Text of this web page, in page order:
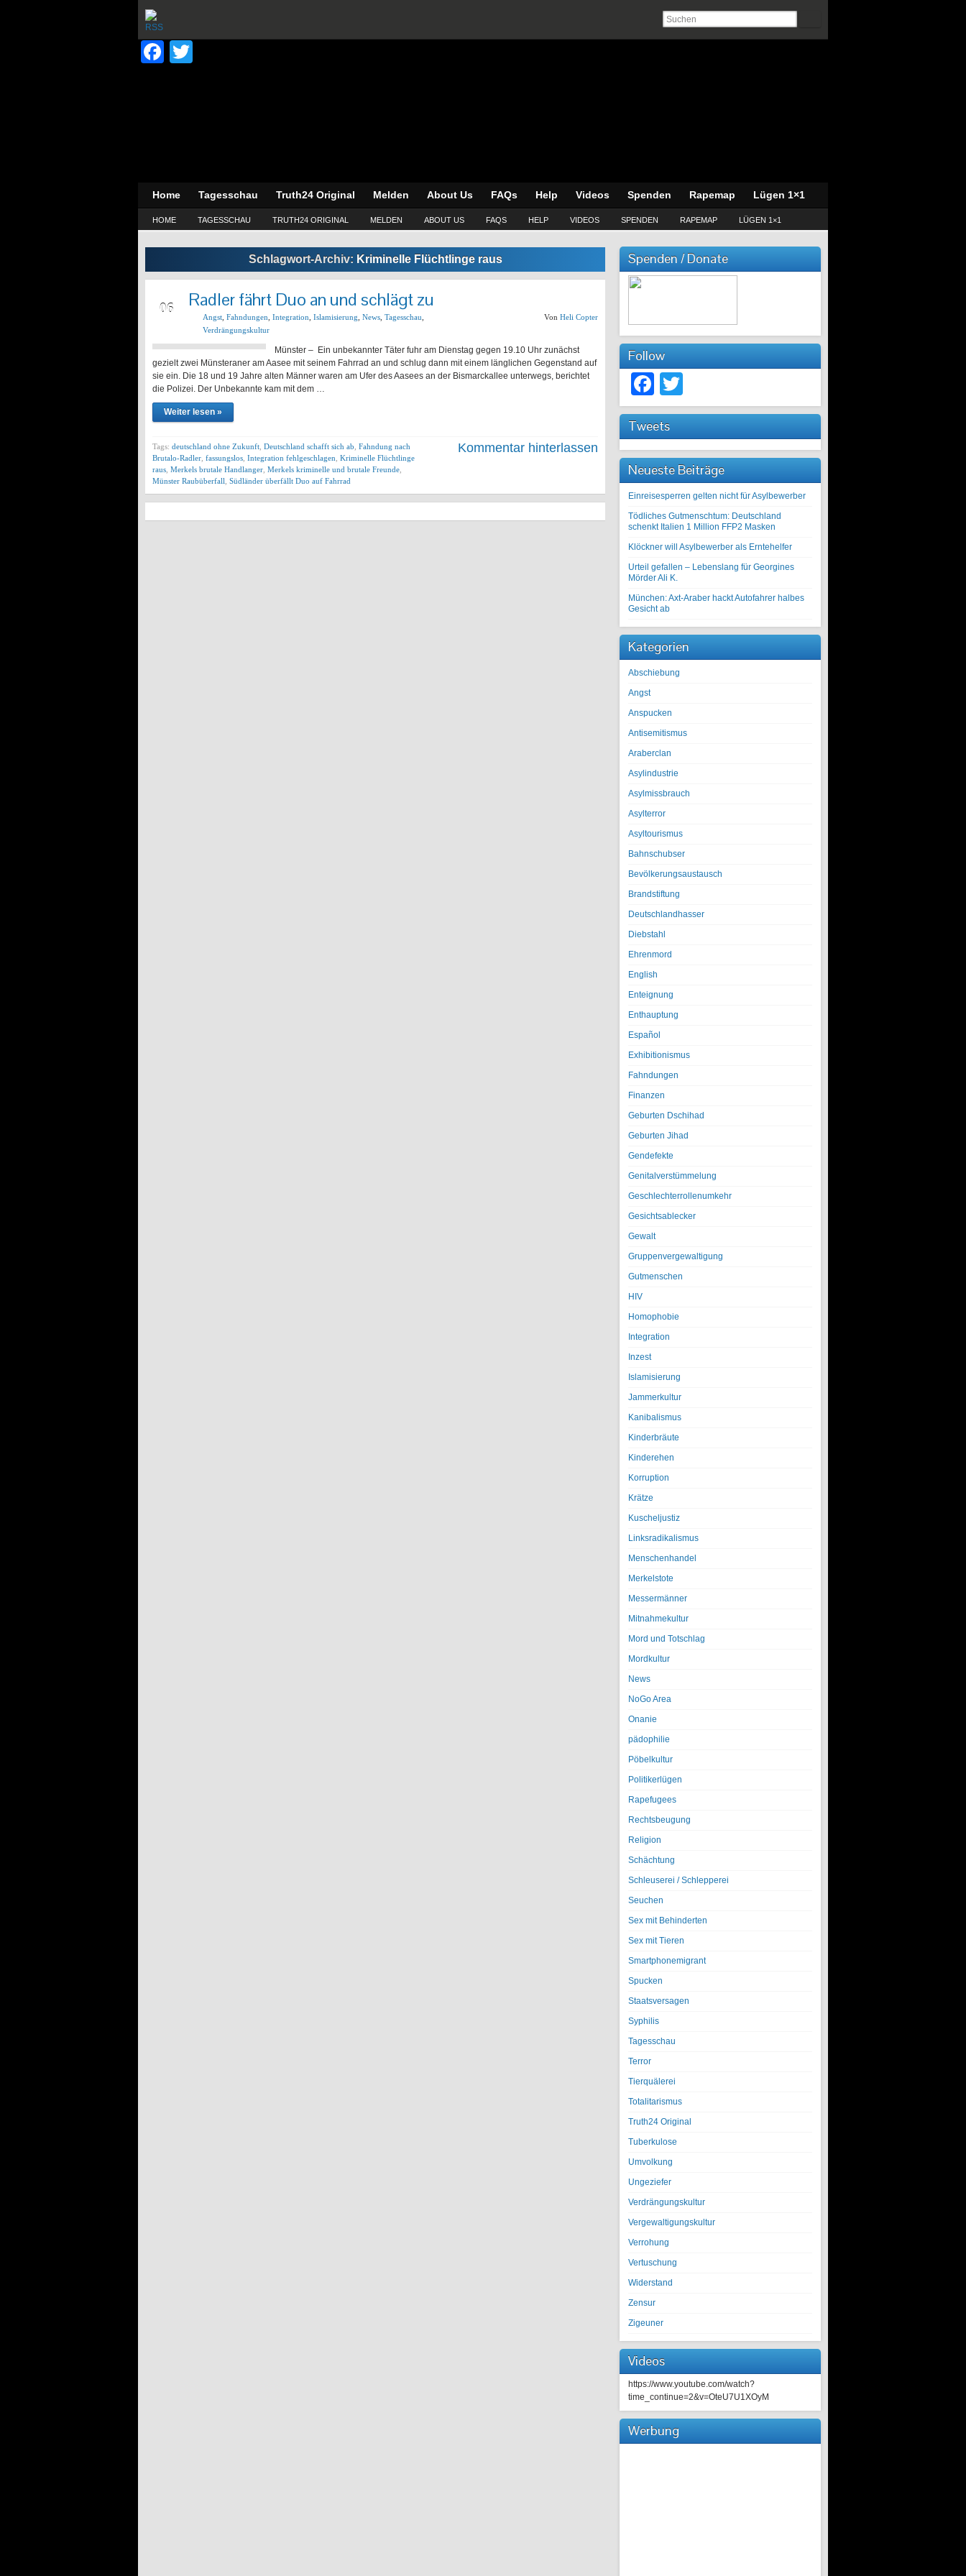
Facebook
Home Tagesschau Truth24 Original Melden About Us FAQs Help Videos Spenden Rapemap Lügen 1×1
HOME TAGESSCHAU TRUTH24 ORIGINAL MELDEN ABOUT US FAQS HELP VIDEOS SPENDEN RAPEMAP LÜGEN 1×1
Schlagwort-Archiv: Kriminelle Flüchtlinge raus
06 Radler fährt Duo an und schlägt zu
Angst Fahndungen Integration Islamisierung News Tagesschau
Verdrängungskultur
Von Heli Copter
Münster – Ein unbekannter Täter fuhr am Dienstag gegen 19.10 Uhr zunächst
gezielt zwei Münsteraner am Aasee mit seinem Fahrrad an und schlug dann mit einem länglichen Gegenstand auf
sie ein. Die 18 und 19 Jahre alten Männer waren am Ufer des Aasees an der Bismarckallee unterwegs, berichtet
die Polizei. Der Unbekannte kam mit dem …
Weiter lesen »
Tags: deutschland ohne Zukunft Deutschland schafft sich ab Fahndung nach
Brutalo-Radler fassungslos Integration fehlgeschlagen Kriminelle Flüchtlinge
raus Merkels brutale Handlanger Merkels kriminelle und brutale Freunde
Münster Raubüberfall Südländer überfällt Duo auf Fahrrad
Kommentar hinterlassen
Spenden / Donate
Follow
Facebook
Tweets
Neueste Beiträge
Einreisesperren gelten nicht für Asylbewerber
Tödliches Gutmenschtum: Deutschland
schenkt Italien 1 Million FFP2 Masken
Klöckner will Asylbewerber als Erntehelfer
Urteil gefallen – Lebenslang für Georgines
Mörder Ali K.
München: Axt-Araber hackt Autofahrer halbes
Gesicht ab
Kategorien
Abschiebung
Angst
Anspucken
Antisemitismus
Araberclan
Asylindustrie
Asylmissbrauch
Asylterror
Asyltourismus
Bahnschubser
Bevölkerungsaustausch
Brandstiftung
Deutschlandhasser
Diebstahl
Ehrenmord
English
Enteignung
Enthauptung
Español
Exhibitionismus
Fahndungen
Finanzen
Geburten Dschihad
Geburten Jihad
Gendefekte
Genitalverstümmelung
Geschlechterrollenumkehr
Gesichtsablecker
Gewalt
Gruppenvergewaltigung
Gutmenschen
HIV
Homophobie
Integration
Inzest
Islamisierung
Jammerkultur
Kanibalismus
Kinderbräute
Kinderehen
Korruption
Krätze
Kuscheljustiz
Linksradikalismus
Menschenhandel
Merkelstote
Messermänner
Mitnahmekultur
Mord und Totschlag
Mordkultur
News
NoGo Area
Onanie
pädophilie
Pöbelkultur
Politikerlügen
Rapefugees
Rechtsbeugung
Religion
Schächtung
Schleuserei / Schlepperei
Seuchen
Sex mit Behinderten
Sex mit Tieren
Smartphonemigrant
Spucken
Staatsversagen
Syphilis
Tagesschau
Terror
Tierquälerei
Totalitarismus
Truth24 Original
Tuberkulose
Umvolkung
Ungeziefer
Verdrängungskultur
Vergewaltigungskultur
Verrohung
Vertuschung
Widerstand
Zensur
Zigeuner
Videos
https://www.youtube.com/watch?
time_continue=2&v=OteU7U1XOyM
Werbung